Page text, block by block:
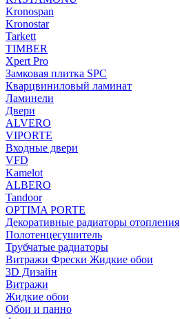
Kronospan
Kronostar
Tarkett
TIMBER
Xpert Pro
Замковая плитка SPC
Кварцвиниловый ламинат
Ламинели
Двери
ALVERO
VIPORTE
Входные двери
VFD
Kamelot
ALBERO
Tandoor
OPTIMA PORTE
Декоративные радиаторы отопления
Полотенцесушитель
Трубчатые радиаторы
Витражи Фрески Жидкие обои
3D Дизайн
Витражи
Жидкие обои
Обои и панно